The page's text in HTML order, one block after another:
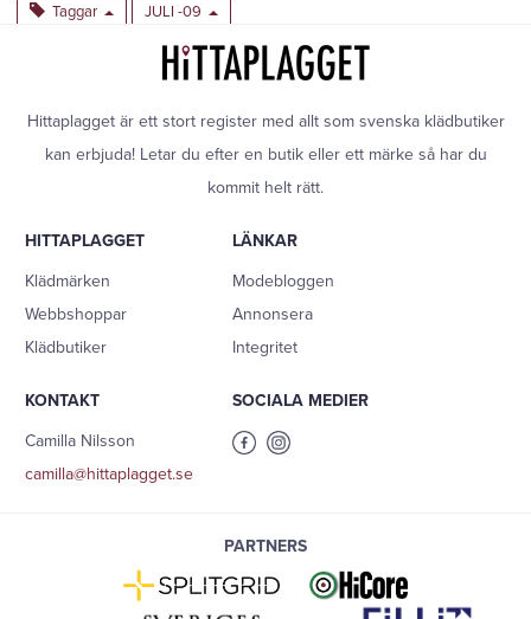
Taggar JULI -09
Hittaplagget är ett stort register med allt som svenska klädbutiker
kan erbjuda! Letar du efter en butik eller ett märke så har du
kommit helt rätt.
HITTAPLAGGET
Klädmärken
Webbshoppar
Klädbutiker
LÄNKAR
Modebloggen
Annonsera
Integritet
KONTAKT
Camilla Nilsson
camilla@hittaplagget.se
SOCIALA MEDIER
PARTNERS